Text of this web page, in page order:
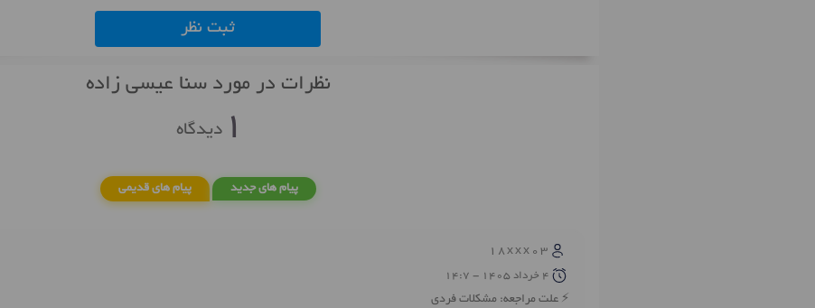
ثبت نظر
نظرات در مورد سنا عیسی زاده
1دیدگاه
پیام های جدید پیام های قدیمی
18xxx03
4 خرداد 1405 - 14:7
علت مراجعه: مشکلات فردی